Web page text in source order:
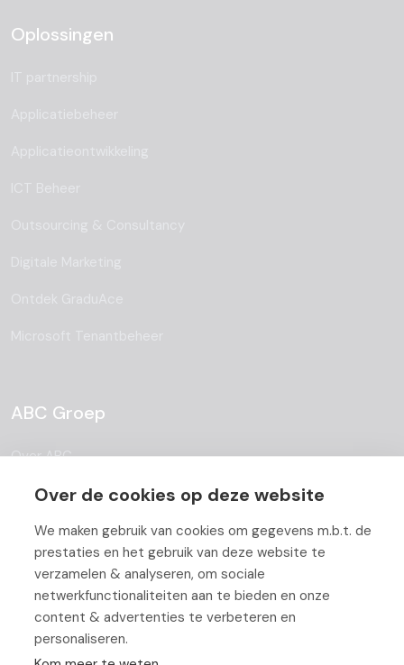
Oplossingen
ABC Groep
Over ABC
Team
Vacatures
Blog
Partners
Contact
Over de cookies op deze website
We maken gebruik van cookies om gegevens m.b.t. de
prestaties en het gebruik van deze website te
verzamelen & analyseren, om sociale
netwerkfunctionaliteiten aan te bieden en onze
content & advertenties te verbeteren en
personaliseren.